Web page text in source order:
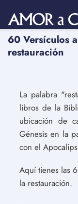
60 Versículos
restauración
La palabra
libros de la
ubicación de
Génesis en la
con el
Aquí tienes las
la restauración.